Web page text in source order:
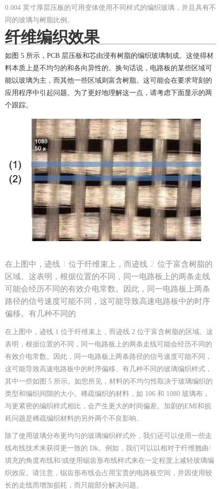
0.004 英寸厚层压板的可用变体使用不同样式的编织玻璃，并且具有不
同的玻璃与树脂比例。
纤维编织效果
如图 5 所示，PCB 层压板和芯由浸有树脂的编织玻璃制成。这使得材
料本质上是不均匀的和各向异性的。换句话说，电路板的某些区域可
能以玻璃为主，而其他一些区域则富含树脂。这可能会在要求苛刻的
应用程序中引起问题。为了更好地理解这一点，请考虑下面显示的两
个跟踪。
在上图中，迹线 1 位于纤维束上，而迹线 2 位于富含树脂的
区域。这表明，根据位置的不同，同一电路板上的两条走线
可能会经历不同的有效介电常数。因此，同一电路板上两条
路径的信号速度可能不同，这可能导致高速电路板中的时序
偏移。有几种不同的
在上图中，迹线 1 位于纤维束上，而迹线 2 位于富含树脂的区域。这
表明，根据位置的不同，同一电路板上的两条走线可能会经历不同的
有效介电常数。因此，同一电路板上两条路径的信号速度可能不同，
这可能导致高速电路板中的时序偏移。有几种不同的玻璃编织样式，
其中一些如图 5 所示。如您所见，材料的不均匀性取决于玻璃编织的
类型和编织间隙的大小。稀疏编织的材料，如 106 和 1080 玻璃布，
与更紧密的编织样式相比，会产生更大的时间偏差。加剧的EMI和损
耗问题是稀疏编织材料的另外两个不良影响。
除了使用玻璃分布更均匀的玻璃编织样式外，我们还可以使用一些走
线布线技术来获得更一致的 Dk。例如，我们可以以相对于纤维翘曲/
填充的角度布线和/或使用锯齿形布线样式来在一定程度上减轻玻璃编
织效应。请注意，锯齿形布线会占用宝贵的电路板空间，并因使用较
长的走线而增加损耗，而只能部分解决问题。